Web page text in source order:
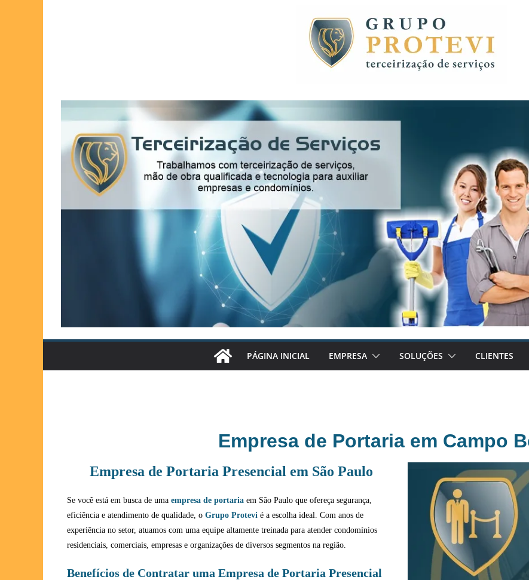
PÁGINA INICIAL EMPRESA SOLUÇÕES CLIENTES
Empresa de Portaria em Campo
Empresa de Portaria Presencial em São Paulo
Se você está em busca de uma empresa de portaria em São Paulo que ofereça segurança,
eficiência e atendimento de qualidade, o Grupo Protevi é a escolha ideal. Com anos de
experiência no setor, atuamos com uma equipe altamente treinada para atender condomínios
residenciais, comerciais, empresas e organizações de diversos segmentos na região.
Benefícios de Contratar uma Empresa de Portaria Presencial